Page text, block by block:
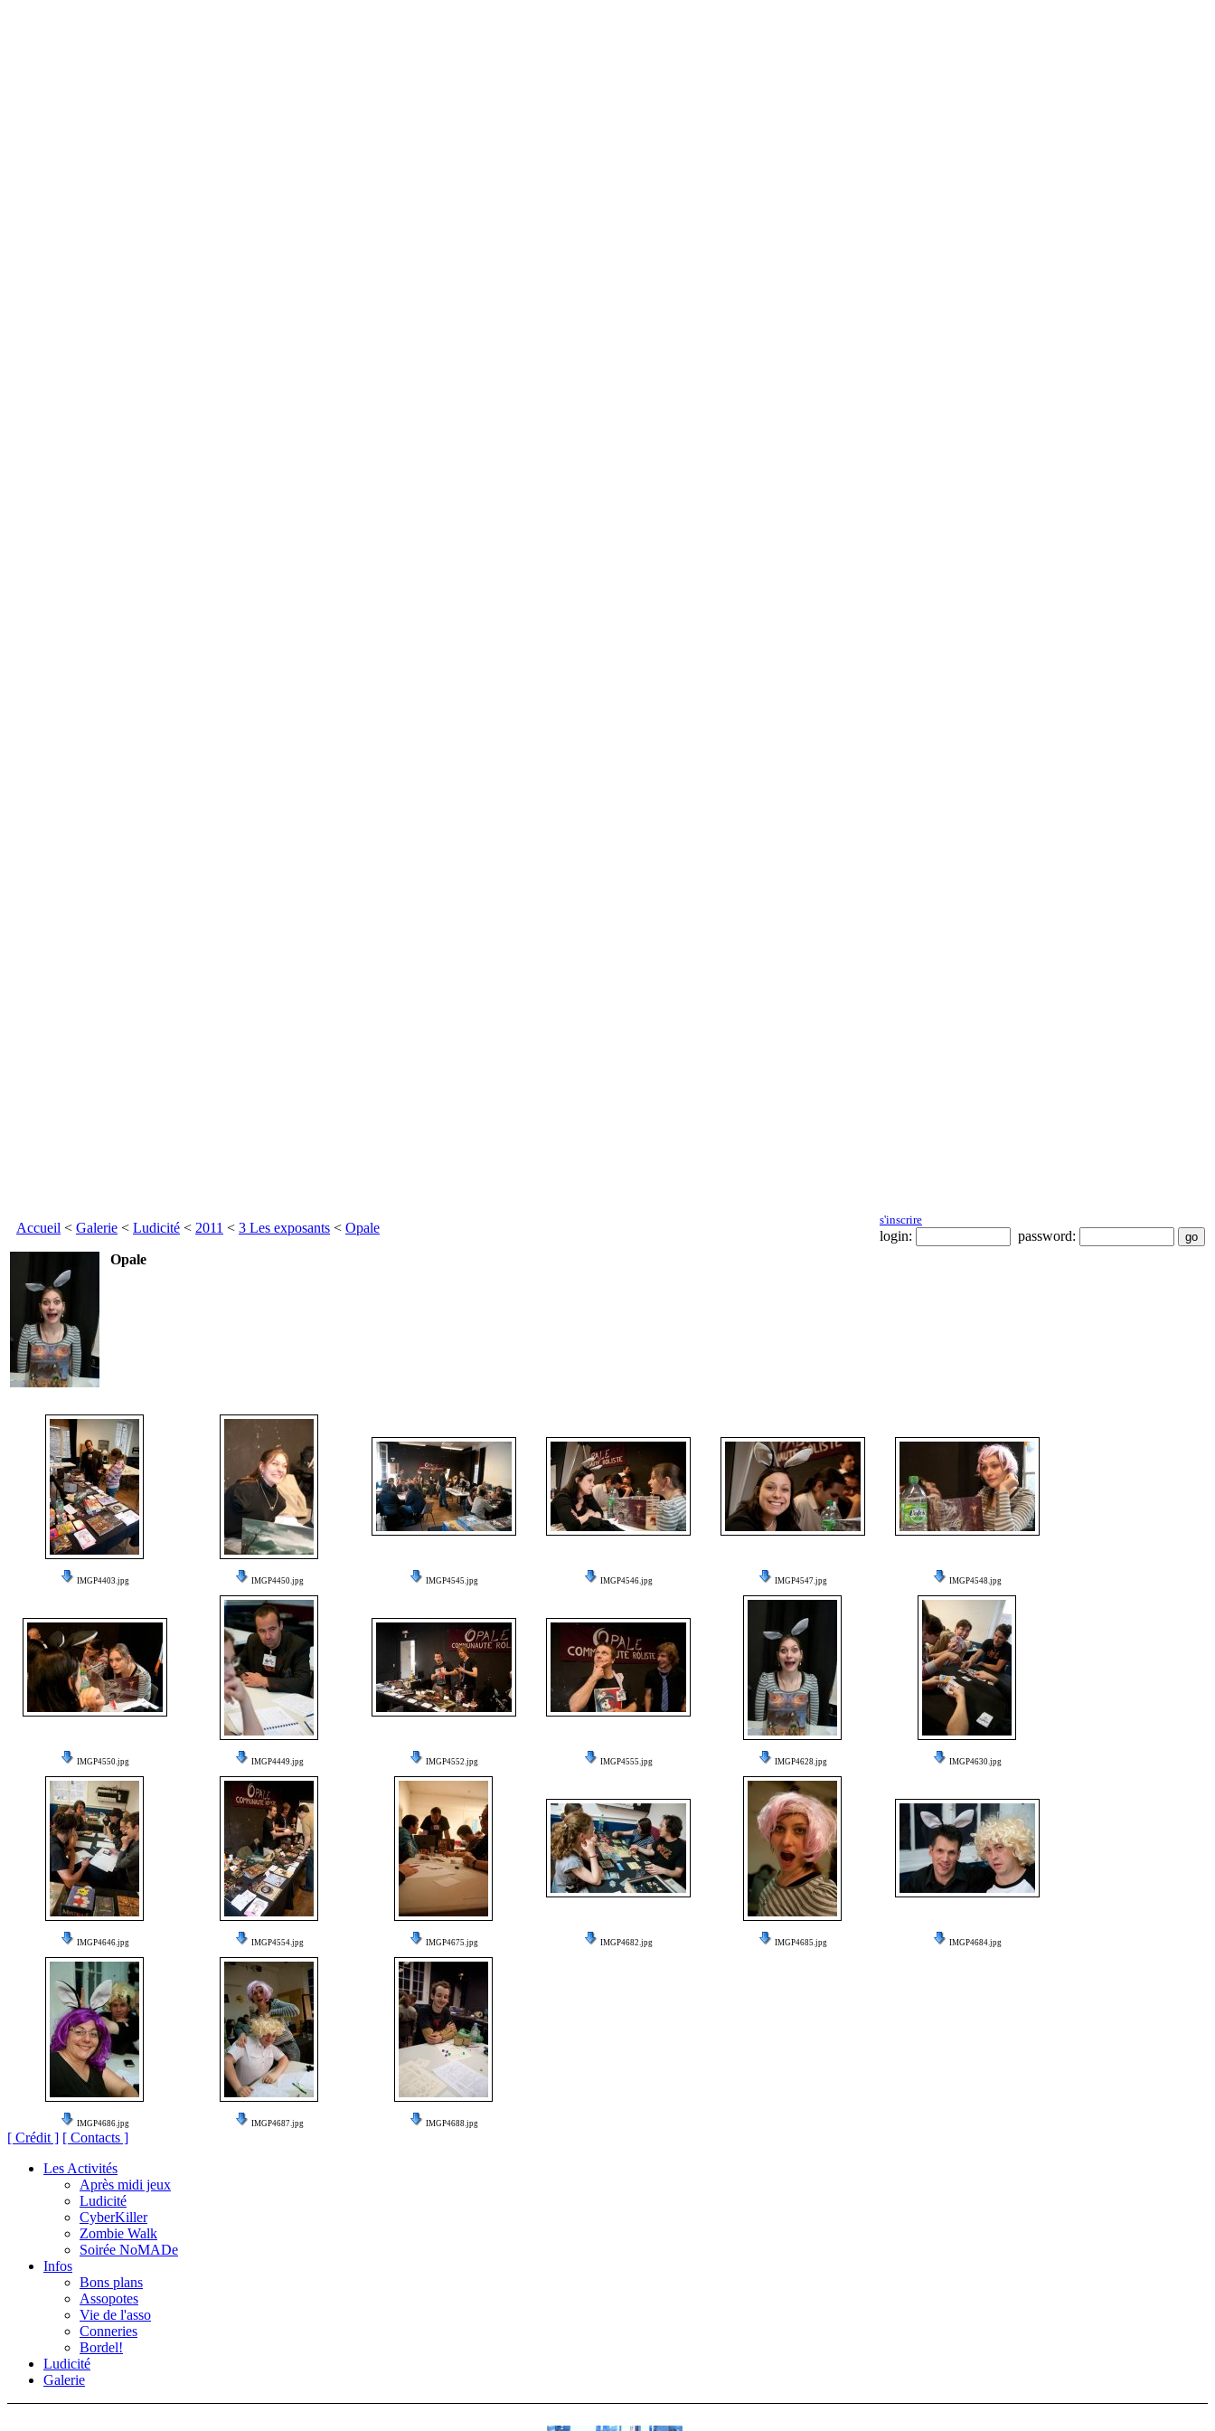
Accueil < Galerie < Ludicité < 2011 < 3 Les exposants < Opale
s'inscrire
login:
password:
Opale
IMGP4403.jpg IMGP4450.jpg IMGP4545.jpg IMGP4546.jpg IMGP4547.jpg IMGP4548.jpg
IMGP4550.jpg IMGP4449.jpg IMGP4552.jpg IMGP4555.jpg IMGP4628.jpg IMGP4630.jpg
IMGP4646.jpg IMGP4554.jpg IMGP4675.jpg IMGP4682.jpg IMGP4685.jpg IMGP4684.jpg
IMGP4686.jpg IMGP4687.jpg IMGP4688.jpg
[ Crédit ] [ Contacts ]
Les Activités
Après midi jeux
Ludicité
CyberKiller
Zombie Walk
Soirée NoMADe
Infos
Bons plans
Assopotes
Vie de l'asso
Conneries
Bordel!
Ludicité
Galerie